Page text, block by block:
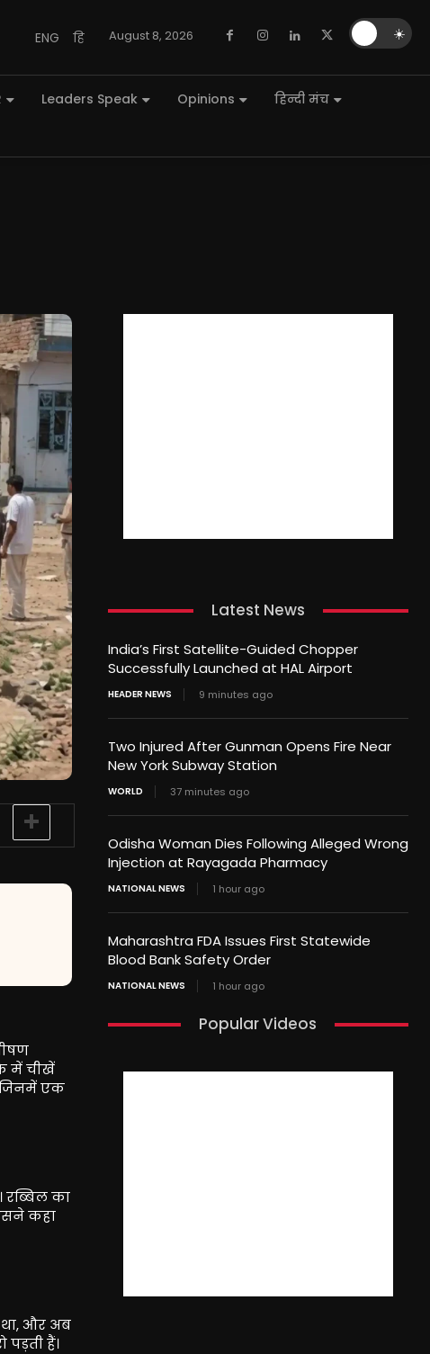
ENG हि August 8, 2026
Leaders Speak Opinions
हिन्दी मंच
में चीखें
जिनमें एक
रब्बिल का
कहा
था, और अब
हैं।
Latest News
India’s First Satellite-Guided Chopper
Successfully Launched at HAL Airport
HEADER NEWS 9 minutes ago
Two Injured After Gunman Opens Fire Near
New York Subway Station
WORLD 37 minutes ago
Odisha Woman Dies Following Alleged Wrong
Injection at Rayagada Pharmacy
NATIONAL NEWS 1 hour ago
Maharashtra FDA Issues First Statewide
Blood Bank Safety Order
NATIONAL NEWS 1 hour ago
Popular Videos
☀️